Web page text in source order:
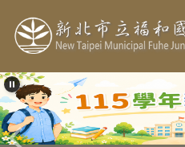
到
主
要
內
容
區